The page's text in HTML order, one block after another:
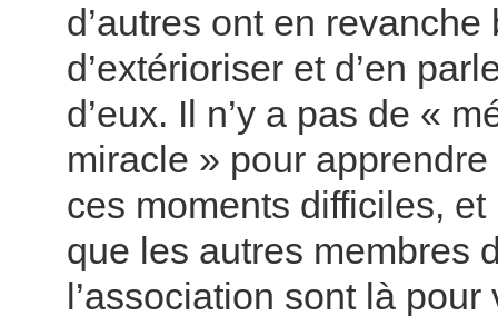
d’autres ont en revanche
d’extérioriser et d’en
d’eux. Il n’y a pas de «
miracle » pour
ces moments difficiles, et
que les autres membres
l’association sont là